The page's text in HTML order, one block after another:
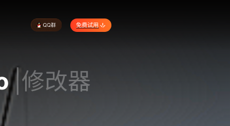
免费试用
|修改器